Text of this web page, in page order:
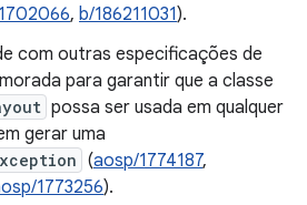
, b/186211031).
com outras especificações de
para garantir que a classe
possa ser usada em qualquer
gerar uma
(aosp/1774187,
1773256).